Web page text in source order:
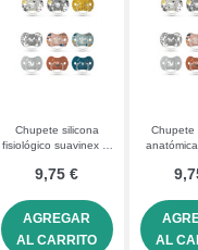
Chupete silicona
fisiológico suavinex 0-
9,75 €
AGREGAR
AL CARRITO
Chupete
AL